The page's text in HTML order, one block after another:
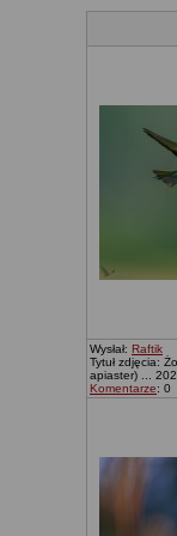
Wysłał: Raftik
Tytuł zdjęcia:
apiaster) ...
Komentarze: 0